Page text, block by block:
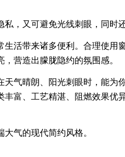
，又可避免光线刺眼，同时
活带来诸多便利。合理使用
营造出朦胧隐约的氛围感。
气晴朗、阳光刺眼时，能为
富、工艺精湛、阻燃效果优
气的现代简约风格。